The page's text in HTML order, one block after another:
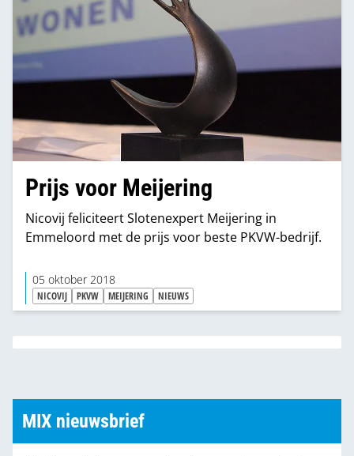
Prijs voor Meijering
Nicovij feliciteert Slotenexpert Meijering in
Emmeloord met de prijs voor beste PKVW-bedrijf.
05 oktober 2018
NICOVIJ PKVW MEIJERING NIEUWS
MIX nieuwsbrief